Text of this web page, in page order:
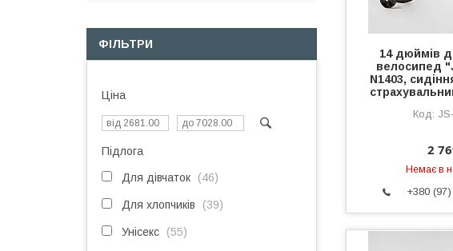
14 дюймів
велосипед
N1403,
2
Немає в
+380
ФІЛЬТРИ
Ціна
Підлога
Для дівчаток 46
Для хлопчиків 39
Унісекс 55